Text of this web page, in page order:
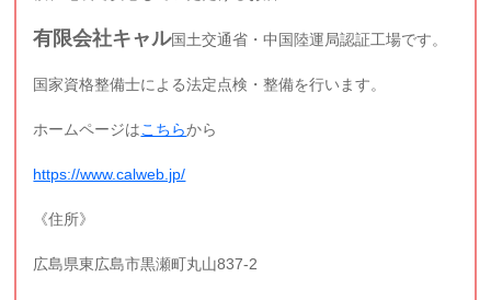
有限会社キャル国土交通省・中国陸運局認証工場です。
国家資格整備士による法定点検・整備を行います。
ホームページはこちらから
https://www.calweb.jp/
《住所》
広島県東広島市黒瀬町丸山837-2